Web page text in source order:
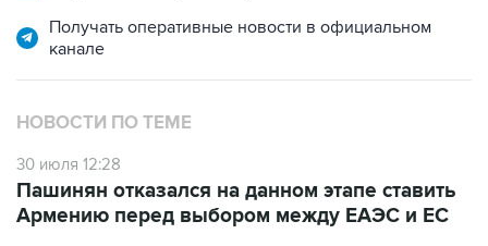
Получать оперативные новости в официальном
канале
НОВОСТИ ПО ТЕМЕ
30 июля 12:28
Пашинян отказался на данном этапе ставить
Армению перед выбором между ЕАЭС и ЕС